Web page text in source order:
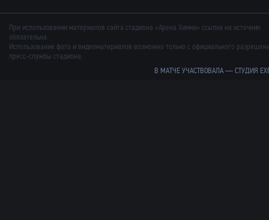
При использовании материалов сайта стадиона «Арена Химки» ссылка на источник
обязательна.
Использование фото и видеоматериалов возможно только с официального
пресс-службы стадиона.
В МАТЧЕ УЧАСТВОВАЛА —СТУДИЯ